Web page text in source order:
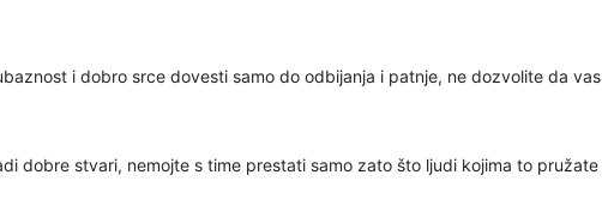
i dobro srce dovesti samo do odbijanja i patnje, ne dozvolite da vas
dobre stvari, nemojte s time prestati samo zato što ljudi kojima to pružate